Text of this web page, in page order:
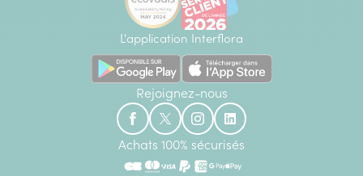
L'application Interflora
Rejoignez-nous
Achats 100% sécurisés